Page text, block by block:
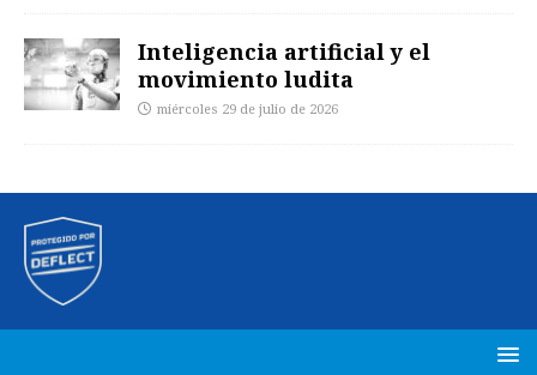
Inteligencia artificial y el
movimiento ludita
miércoles 29 de julio de 2026